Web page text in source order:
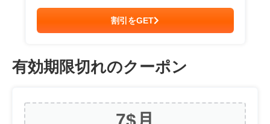
割引をGET
有効期限切れのクーポン
7$月